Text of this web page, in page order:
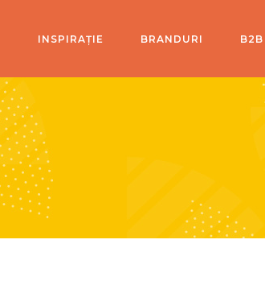
INSPIRAȚIE BRANDURI B2B